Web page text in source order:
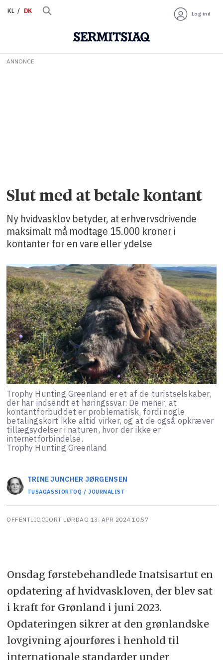
KL DK Log ind
ANNONCE
Slut med at betale kontant
Ny hvidvasklov betyder, at erhvervsdrivende
maksimalt må modtage 15.000 kroner i
kontanter for en vare eller ydelse
Trophy Hunting Greenland er et af de turistselskaber,
der har indsendt et høringssvar. De mener, at
kontantforbuddet er problematisk, fordi nogle
betalingskort ikke altid virker, og at de også opkræver
tillægsydelser i naturen, hvor der ikke er
internetforbindelse.
Trophy Hunting Greenland
TRINE JUNCHER JØRGENSEN
TUSAGASSIORTOQ / JOURNALIST
OFFENTLIGGJORT LØRDAG 13. APR 2024 10:57
Onsdag førstebehandlede Inatsisartut en
opdatering af hvidvaskloven, der blev sat
i kraft for Grønland i juni 2023.
Opdateringen sikrer at den grønlandske
lovgivning ajourføres i henhold til
internationale standarder under